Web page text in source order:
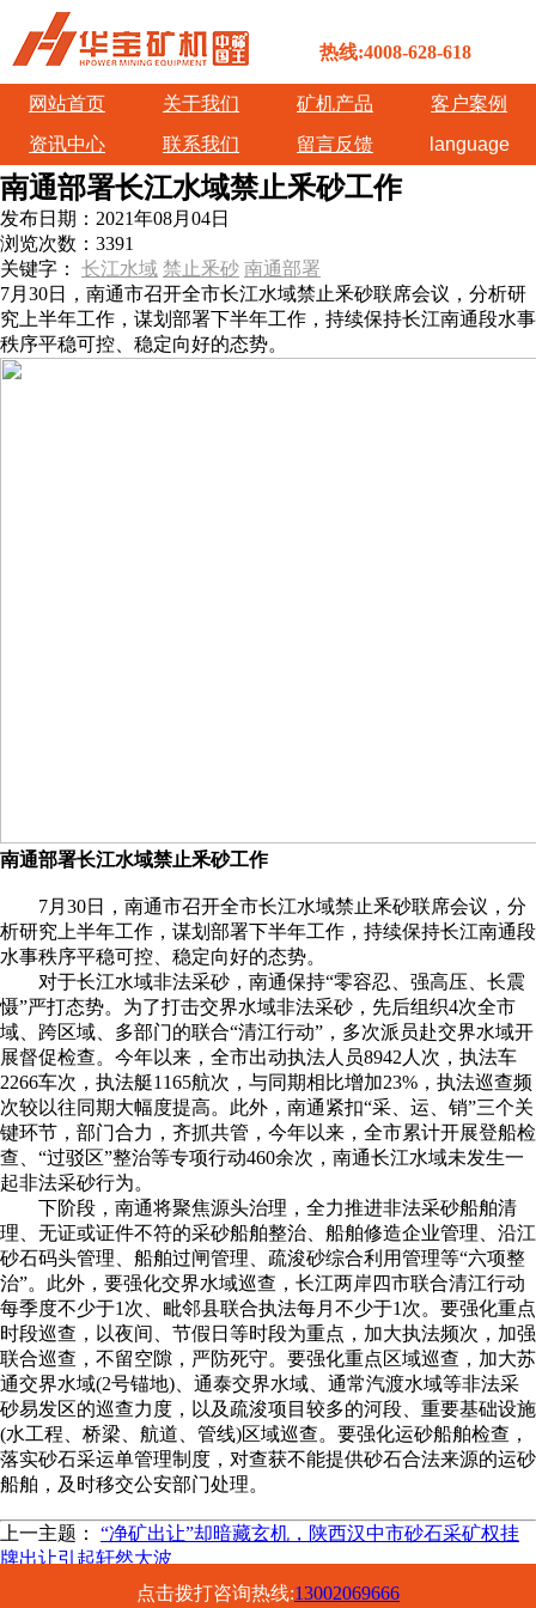
热线:4008-628-618
网站首页 关于我们 矿机产品
客户案例
资讯中心
联系我们 留言反馈 language
南通部署长江水域禁止釆砂工作
发布日期： 2021年08月04日
浏览次数： 3391
关键字： 长江水域 禁止釆砂 南通部署
7月30日，南通市召开全市长江水域禁止釆砂联席会议，分析研
究上半年工作，谋划部署下半年工作，持续保持长江南通段水事
秩序平稳可控、稳定向好的态势。
南通部署长江水域禁止釆砂工作
7月30日，南通市召开全市长江水域禁止釆砂联席会议，分
析研究上半年工作，谋划部署下半年工作，持续保持长江南通段
水事秩序平稳可控、稳定向好的态势。
对于长江水域非法采砂，南通保持“零容忍、强高压、长震
慑”严打态势。为了打击交界水域非法采砂，先后组织4次全市
域、跨区域、多部门的联合“清江行动”，多次派员赴交界水域开
展督促检查。今年以来，全市出动执法人员8942人次，执法车
2266车次，执法艇1165航次，与同期相比增加23%，执法巡查频
次较以往同期大幅度提高。此外，南通紧扣“采、运、销”三个关
键环节，部门合力，齐抓共管，今年以来，全市累计开展登船检
查、“过驳区”整治等专项行动460余次，南通长江水域未发生一
起非法采砂行为。
下阶段，南通将聚焦源头治理，全力推进非法采砂船舶清
理、无证或证件不符的采砂船舶整治、船舶修造企业管理、沿江
砂石码头管理、船舶过闸管理、疏浚砂综合利用管理等“六项整
治”。此外，要强化交界水域巡查，长江两岸四市联合清江行动
每季度不少于1次、毗邻县联合执法每月不少于1次。要强化重点
时段巡查，以夜间、节假日等时段为重点，加大执法频次，加强
联合巡查，不留空隙，严防死守。要强化重点区域巡查，加大苏
通交界水域(2号锚地)、通泰交界水域、通常汽渡水域等非法采
砂易发区的巡查力度，以及疏浚项目较多的河段、重要基础设施
(水工程、桥梁、航道、管线)区域巡查。要强化运砂船舶检查，
落实砂石采运单管理制度，对查获不能提供砂石合法来源的运砂
船舶，及时移交公安部门处理。
上一主题： “净矿出让”​却暗藏玄机，陕西汉中市砂石采矿权挂
牌出让引起轩然大波
杜绝违规海砂使用 安徽发布预拌混凝土质量省级抽
点击拨打咨询热线:13002069666